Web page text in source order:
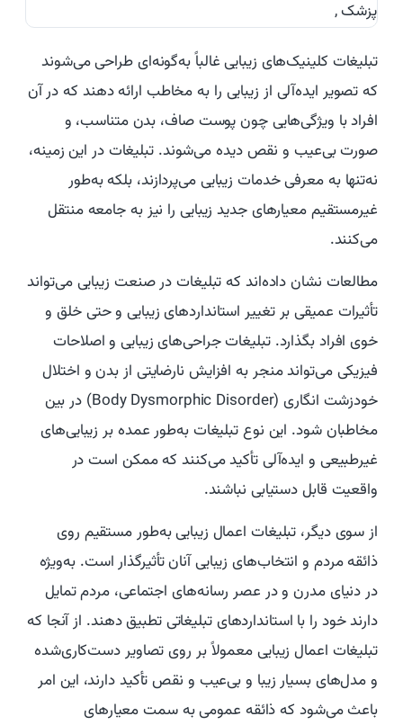
تبلیغات کلینیک‌های زیبایی غالباً به‌گونه‌ای طراحی می‌شوند
که تصویر ایده‌آلی از زیبایی را به مخاطب ارائه دهند که در آن
افراد با ویژگی‌هایی چون پوست صاف، بدن متناسب، و
صورت بی‌عیب و نقص دیده می‌شوند. تبلیغات در این زمینه،
نه‌تنها به معرفی خدمات زیبایی می‌پردازند، بلکه به‌طور
غیرمستقیم معیارهای جدید زیبایی را نیز به جامعه منتقل
می‌کنند.
مطالعات نشان داده‌اند که تبلیغات در صنعت زیبایی می‌تواند
تأثیرات عمیقی بر تغییر استانداردهای زیبایی و حتی خلق و
خوی افراد بگذارد. تبلیغات جراحی‌های زیبایی و اصلاحات
فیزیکی می‌تواند منجر به افزایش نارضایتی از بدن و اختلال
خودزشت انگاری (Body Dysmorphic Disorder) در بین
مخاطبان شود. این نوع تبلیغات به‌طور عمده بر زیبایی‌های
غیرطبیعی و ایده‌آلی تأکید می‌کنند که ممکن است در
واقعیت قابل دستیابی نباشند.
از سوی دیگر، تبلیغات اعمال زیبایی به‌طور مستقیم روی
ذائقه مردم و انتخاب‌های زیبایی آنان تأثیرگذار است. به‌ویژه
در دنیای مدرن و در عصر رسانه‌های اجتماعی، مردم تمایل
دارند خود را با استانداردهای تبلیغاتی تطبیق دهند. از آنجا که
تبلیغات اعمال زیبایی معمولاً بر روی تصاویر دست‌کاری‌شده
و مدل‌های بسیار زیبا و بی‌عیب و نقص تأکید دارند، این امر
باعث می‌شود که ذائقه عمومی به سمت معیارهای